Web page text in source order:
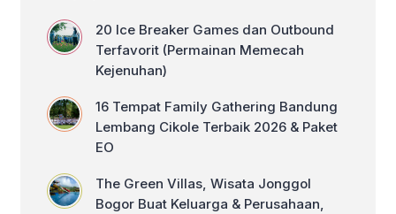
gratis […]
20 Ice Breaker Games dan Outbound
Terfavorit (Permainan Memecah
Kejenuhan)
16 Tempat Family Gathering Bandung
Lembang Cikole Terbaik 2026 & Paket
EO
The Green Villas, Wisata Jonggol
Bogor Buat Keluarga & Perusahaan,